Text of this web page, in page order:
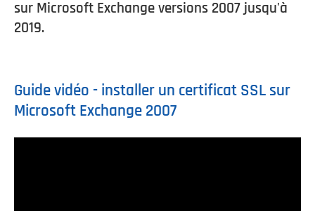
sur Microsoft Exchange versions 2007 jusqu'à
2019.
Guide vidéo - installer un certificat SSL sur
Microsoft Exchange 2007